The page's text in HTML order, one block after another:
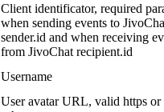
Client identificator, required
when sending events to
sender.id and when receiving
from JivoChat recipient.id
Username
User avatar URL, valid https or